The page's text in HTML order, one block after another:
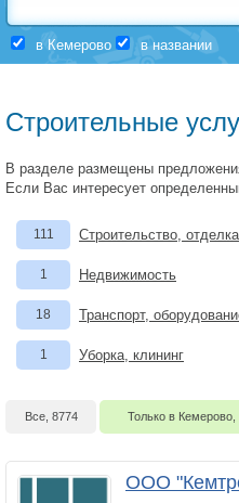
в Кемерово в названии
Строительные
В разделе размещены
Если Вас интересует
111 Строительство,
1 Недвижимость
18 Транспорт,
1 Уборка, клининг
Все, 8774 Только в Кемерово,
ООО